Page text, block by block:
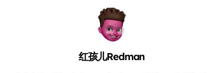
红孩儿Redman